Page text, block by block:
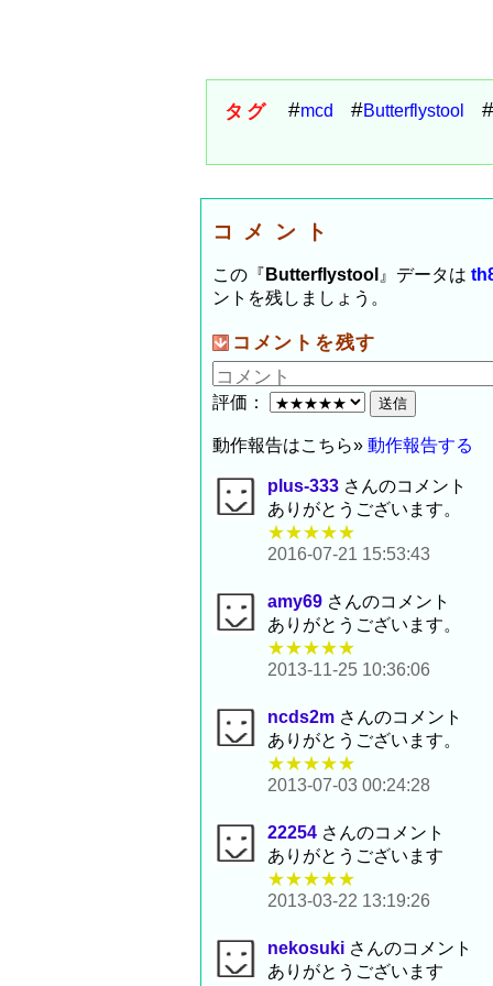
タグ mcd Butterflystool
コメント
この『 Butterflystool 』データは
ントを残しましょう。
コメントを残す
評価：
動作報告はこちら» 動作報告する
plus-333 さんのコメント
ありがとうございます。
★★★★★
2016-07-21 15:53:43
amy69 さんのコメント
ありがとうございます。
★★★★★
2013-11-25 10:36:06
ncds2m さんのコメント
ありがとうございます。
★★★★★
2013-07-03 00:24:28
22254 さんのコメント
ありがとうございます
★★★★★
2013-03-22 13:19:26
nekosuki さんのコメント
ありがとうございます